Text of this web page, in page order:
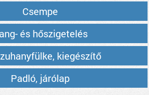
Csempe
és hőszigetelés
kiegészítő
Padló, járólap